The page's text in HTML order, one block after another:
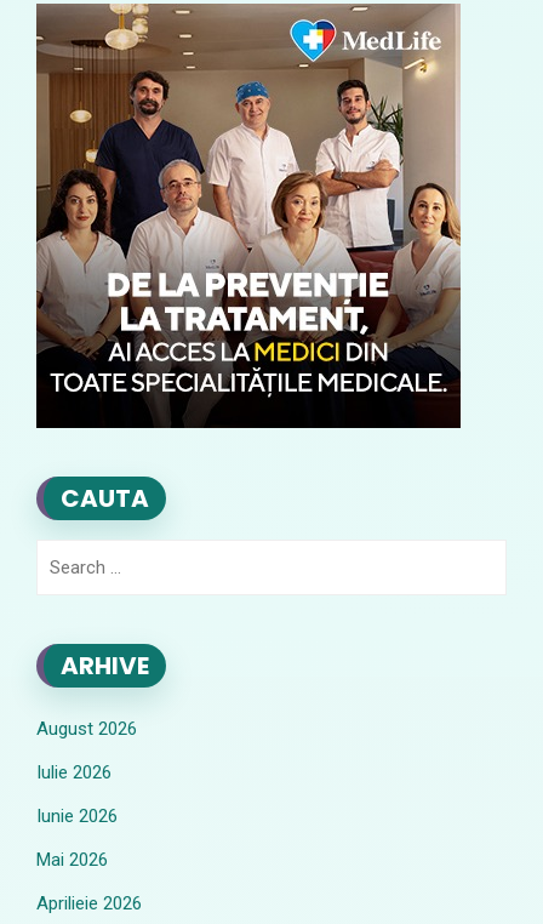
CAUTA
ARHIVE
August 2026
Iulie 2026
Iunie 2026
Mai 2026
Aprilieie 2026